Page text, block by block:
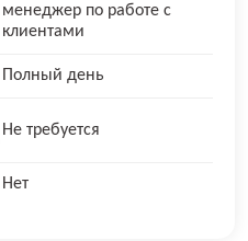
менеджер по работе с
клиентами
Полный день
Не требуется
Нет